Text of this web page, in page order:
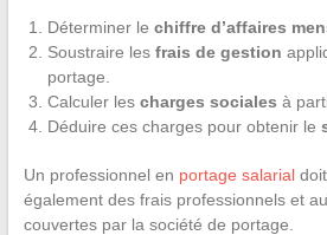
Déterminer le chiffre d’affaires
Soustraire les frais de gestion
portage.
Calculer les charges sociales à
Déduire ces charges pour obtenir le
Un professionnel en portage salarialdoit
également des frais professionnels et
couvertes par la société de portage.